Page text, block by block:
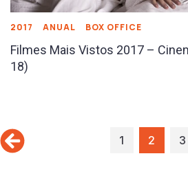
2017 ANUAL BOX OFFICE
Filmes Mais Vistos 2017 –
18)
1 2 3